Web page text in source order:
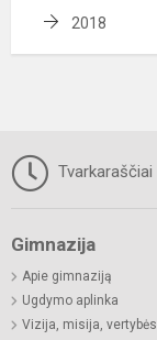
2018
Tvarkaraščiai
Gimnazija
Apie gimnaziją
Ugdymo aplinka
Vizija, misija, vertybės